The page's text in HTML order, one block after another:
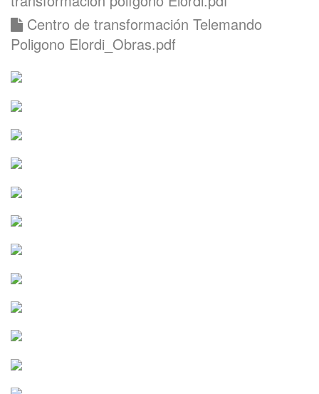
Centro de transformación Telemando
Poligono Elordi_Obras.pdf